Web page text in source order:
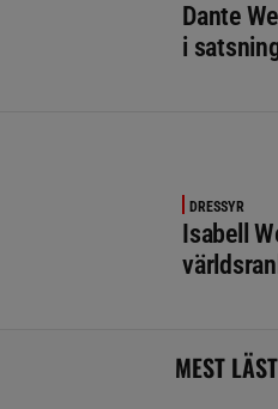
Dante
i
DRESSYR
Isabell
MEST